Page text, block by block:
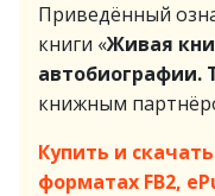
Приведённый
книги «Живая
автобиографии.
книжным
Купить и
форматах FB2,